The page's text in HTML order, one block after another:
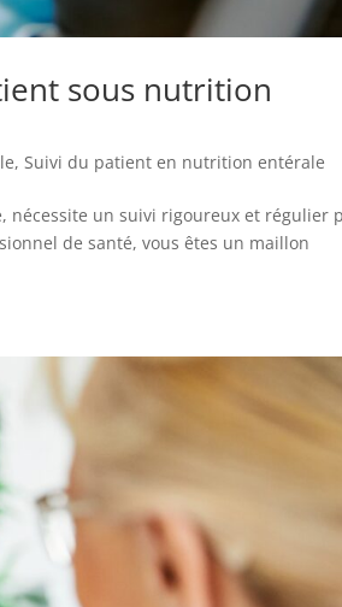
sous nutrition
,Suivi du patient en nutrition entérale
nécessite un suivi rigoureux et régulier
de santé, vous êtes un maillon